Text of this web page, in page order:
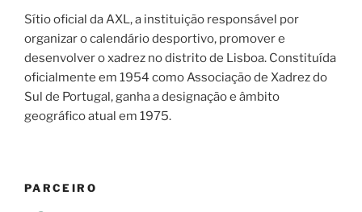
Sítio oficial da AXL, a instituição responsável por
organizar o calendário desportivo, promover e
desenvolver o xadrez no distrito de Lisboa. Constituída
oficialmente em 1954 como Associação de Xadrez do
Sul de Portugal, ganha a designação e âmbito
geográfico atual em 1975.
PARCEIRO